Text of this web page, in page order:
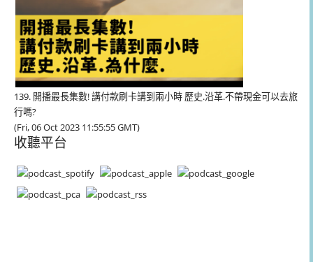
139. 開播最長集數! 講付款刷卡講到兩小時 歷史.沿革.不帶現金可以去旅
行嗎?
(Fri, 06 Oct 2023 11:55:55 GMT)
收聽平台